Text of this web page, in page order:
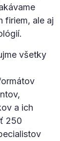
firiem, ale aj
všetky
a ich
250